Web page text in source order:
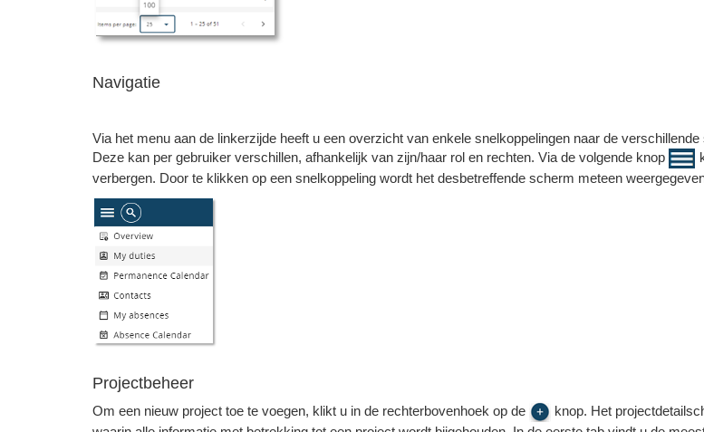
Navigatie
Via het menu aan de linkerzijde heeft u een overzicht van enkele snelkoppelingen naar de
Deze kan per gebruiker verschillen, afhankelijk van zijn/haar rol en rechten. Via de volgende knop
verbergen. Door te klikken op een snelkoppeling wordt het desbetreffende scherm meteen
Projectbeheer
Om een nieuw project toe te voegen, klikt u in de rechterbovenhoek op de
knop. Het